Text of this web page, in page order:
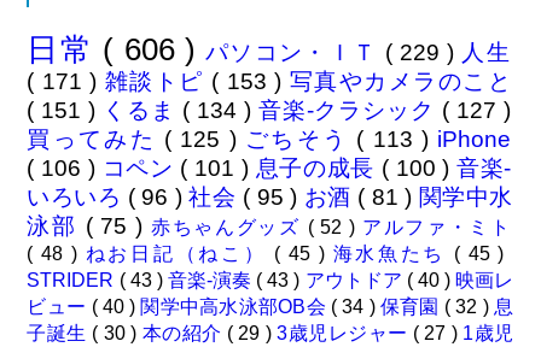
日常 ( 606 ) パソコン・ＩＴ ( 229 ) 人生
( 171 ) 雑談トピ ( 153 ) 写真やカメラのこと
( 151 ) くるま ( 134 ) 音楽-クラシック ( 127 )
買ってみた ( 125 ) ごちそう ( 113 ) iPhone
( 106 ) コペン ( 101 ) 息子の成長 ( 100 )音楽-
いろいろ ( 96 )社会 ( 95 ) お酒 ( 81 ) 関学中水
泳部 ( 75 ) 赤ちゃんグッズ ( 52 ) アルファ・ミト
( 48 ) ねお日記（ねこ） ( 45 ) 海水魚たち ( 45 )
STRIDER ( 43 ) 音楽-演奏 ( 43 ) アウトドア ( 40 ) 映画レ
ビュー ( 40 ) 関学中高水泳部OB会 ( 34 ) 保育園 ( 32 ) 息
子誕生 ( 30 ) 本の紹介 ( 29 )3歳児レジャー ( 27 ) 1歳児